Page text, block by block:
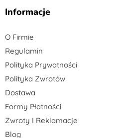
Informacje
O Firmie
Regulamin
Polityka Prywatności
Polityka Zwrotów
Dostawa
Formy Płatności
Zwroty I Reklamacje
Blog